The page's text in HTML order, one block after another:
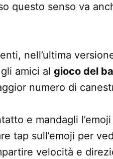
questo senso va
nell’ultima
amici al gioco del
numero di
e mandagli
tap sull’emoji per
velocità e